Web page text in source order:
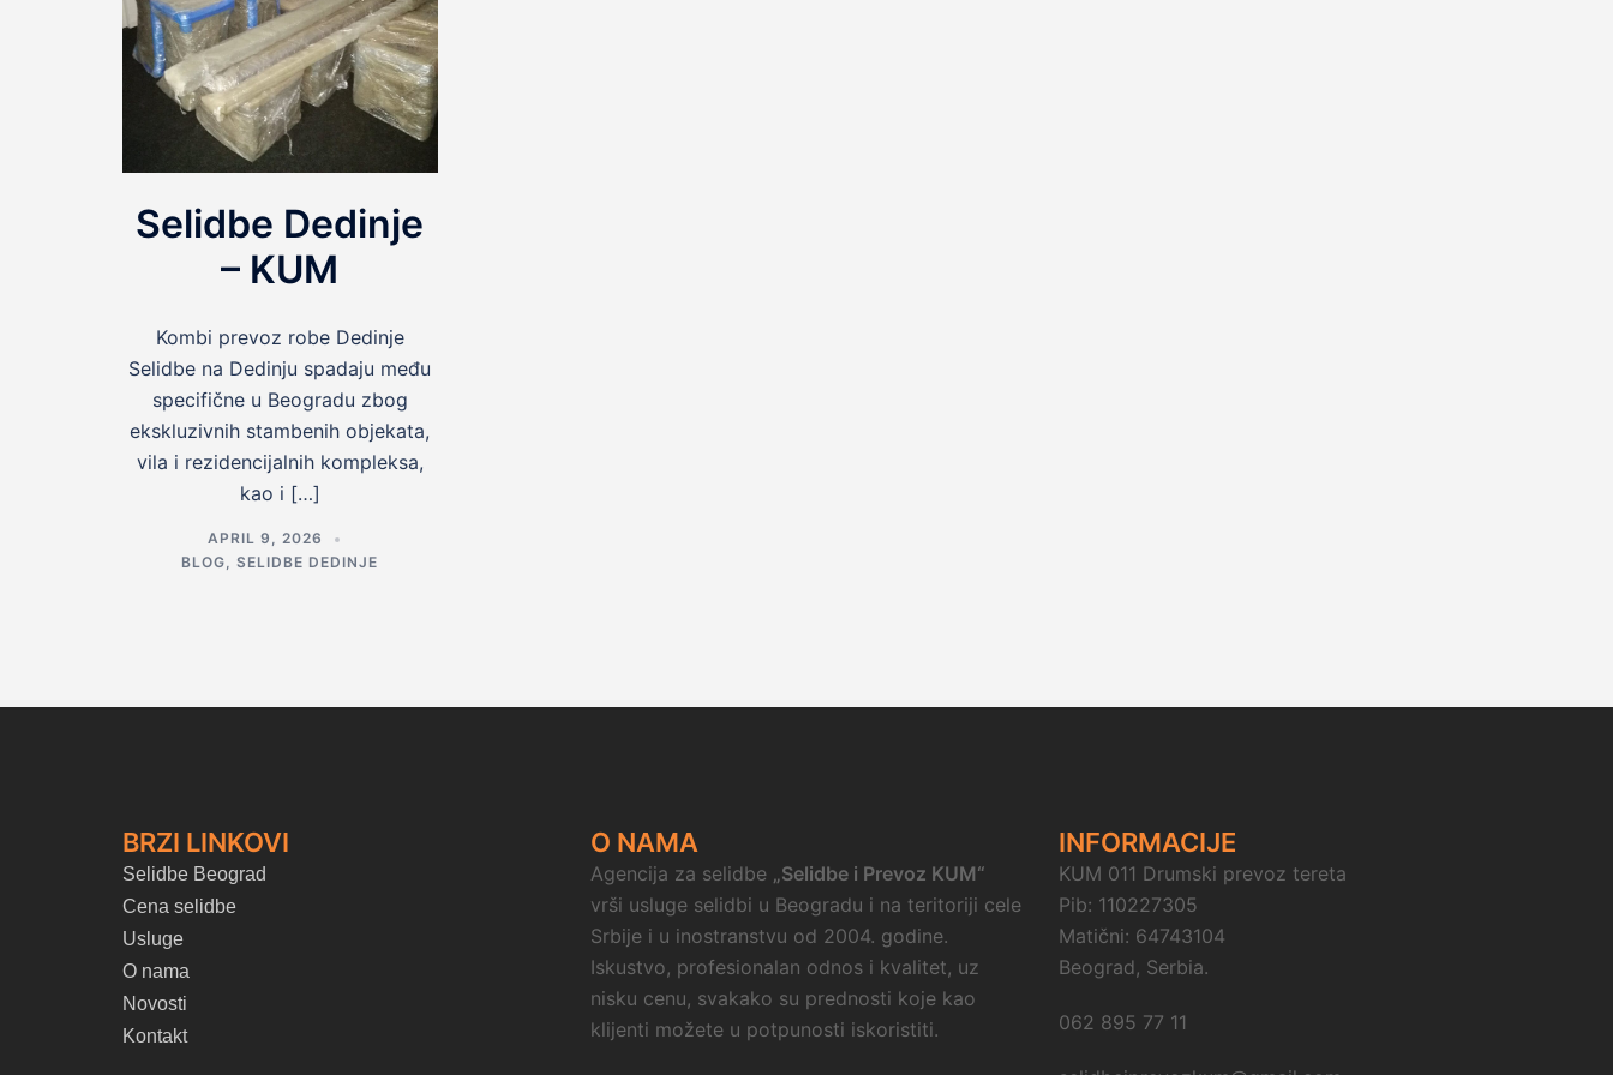
Selidbe Dedinje
– KUM
Kombi prevoz robe Dedinje
Selidbe na Dedinju spadaju među
specifične u Beogradu zbog
ekskluzivnih stambenih objekata,
vila i rezidencijalnih kompleksa,
kao i […]
APRIL 9, 2026
BLOG ,SELIDBE DEDINJE
BRZI LINKOVI
Selidbe Beograd
Cena selidbe
Usluge
O nama
Novosti
Kontakt
O NAMA
Agencija za selidbe „Selidbe i Prevoz KUM“
vrši usluge selidbi u Beogradu i na teritoriji cele
Srbije i u inostranstvu od 2004. godine.
Iskustvo, profesionalan odnos i kvalitet, uz
nisku cenu, svakako su prednosti koje kao
klijenti možete u potpunosti iskoristiti.
INFORMACIJE
KUM 011 Drumski prevoz tereta
Pib: 110227305
Matični: 64743104
Beograd, Serbia.
062 895 77 11